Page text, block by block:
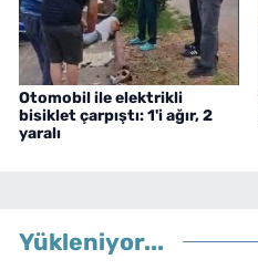
Otomobil ile elektrikli
bisiklet çarpıştı: 1'i ağır, 2
yaralı
Yükleniyor...